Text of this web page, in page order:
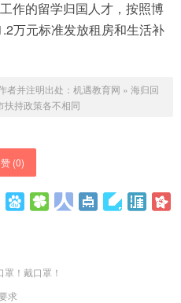
作的留学归国人才，按照博
万元标准发放租房和生活补
者并注明出处： 机遇教育网 » 海归回
扶持政策各不相同
赞 (0)
！戴口罩！
求